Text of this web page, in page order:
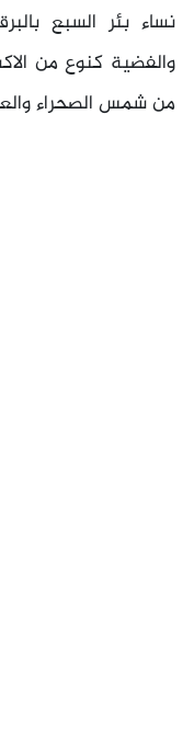
نساء بئر السبع
والفضية كنوع من
من شمس الصحراء